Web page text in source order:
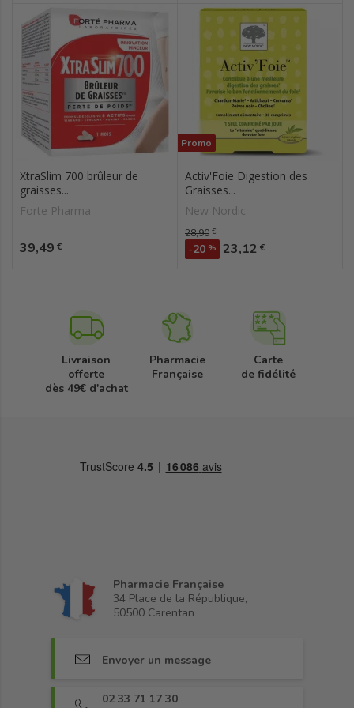
XtraSlim 700 brûleur de
graisses...
Forte Pharma
Prix
39,49 €
Promo
Activ'Foie Digestion des
Graisses...
New Nordic
Prix de base
28,90 €
-20 % Prix
23,12 €
Livraison
offerte
dès 49€ d'achat
Pharmacie
Française
Carte
de fidélité
Pharmacie Française
34 Place de la République,
50500 Carentan
Envoyer un message
02 33 71 17 30